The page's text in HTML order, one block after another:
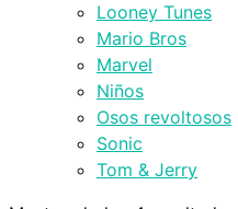
Looney Tunes
Mario Bros
Marvel
Niños
Osos revoltosos
Sonic
Tom & Jerry